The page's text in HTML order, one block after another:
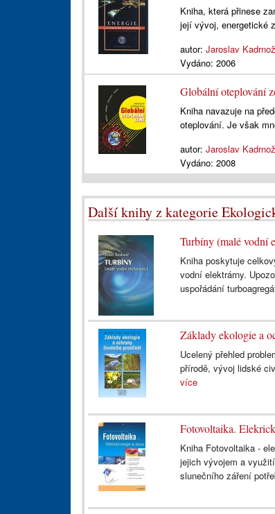
Kniha, která přinese
její vývoj, energetické
autor: Jaroslav
Vydáno: 2006
Globální oteplování
Kniha navazuje na
oteplování. Je však
autor: Jaroslav
Vydáno: 2008
Další knihy z kategorie
Turbíny (malé vodní
Kniha poskytuje
vodní elektrárny.
uspořádání
Základy ekologie a
Ucelený přehled
přírodě, vývoj lidské
více
Fotovoltaika.
Kniha Fotovoltaika -
jejich vývojem a
slunečního záření